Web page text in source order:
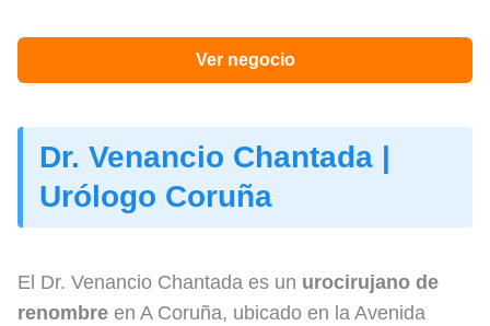
Ver negocio
Dr. Venancio Chantada |
Urólogo Coruña
El Dr. Venancio Chantada es un urocirujano de
renombre en A Coruña, ubicado en la Avenida